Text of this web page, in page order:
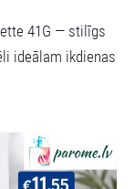
41G — stilīgs
ideālam ikdienas